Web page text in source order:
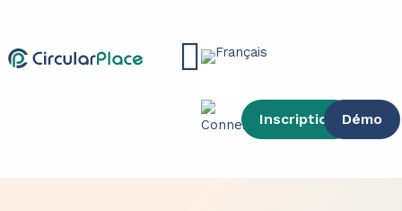
contenu
Main
Inscription Démo